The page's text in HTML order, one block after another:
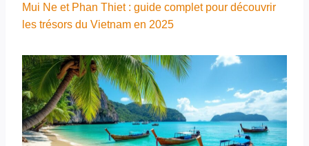
Mui Ne et Phan Thiet : guide complet pour découvrir
les trésors du Vietnam en 2025